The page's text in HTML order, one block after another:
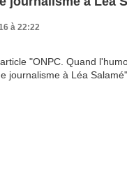
à 22:22